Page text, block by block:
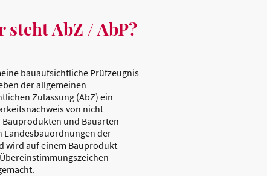
steht AbZ / AbP?
bauaufsichtliche Prüfzeugnis
der allgemeinen
Zulassung (AbZ) ein
von nicht
Bauprodukten und Bauarten
Landesbauordnungen der
wird auf einem Bauprodukt